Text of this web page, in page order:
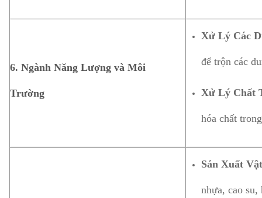
6. Ngành Năng Lượng và Môi
Trường
Xử Lý Các
để trộn các
Xử Lý Chất
hóa chất
Sản Xuất
nhựa, cao su,